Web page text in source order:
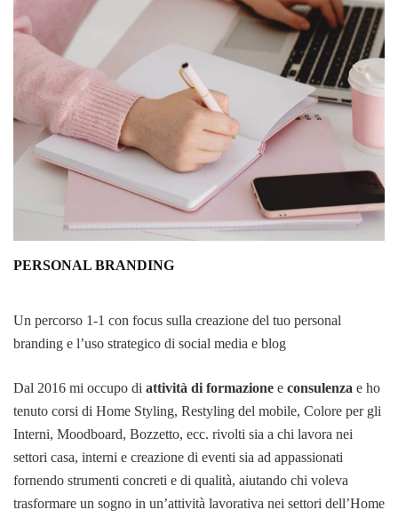
PERSONAL BRANDING
Un percorso 1-1 con focus sulla creazione del tuo personal
branding e l’uso strategico di social media e blog
Dal 2016 mi occupo di attività di formazione e consulenza e ho
tenuto corsi di Home Styling, Restyling del mobile, Colore per gli
Interni, Moodboard, Bozzetto, ecc. rivolti sia a chi lavora nei
settori casa, interni e creazione di eventi sia ad appassionati
fornendo strumenti concreti e di qualità, aiutando chi voleva
trasformare un sogno in un’attività lavorativa nei settori dell’Home